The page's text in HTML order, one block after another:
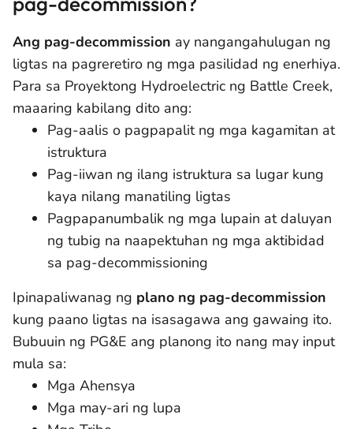
Ang pag-decommission ay nangangahulugan ng
ligtas na pagreretiro ng mga pasilidad ng enerhiya.
Para sa Proyektong Hydroelectric ng Battle Creek,
maaaring kabilang dito ang:
Pag-aalis o pagpapalit ng mga kagamitan at
istruktura
Pag-iiwan ng ilang istruktura sa lugar kung
kaya nilang manatiling ligtas
Pagpapanumbalik ng mga lupain at daluyan
ng tubig na naapektuhan ng mga aktibidad
sa pag-decommissioning
Ipinapaliwanag ng plano ng pag-decommission
kung paano ligtas na isasagawa ang gawaing ito.
Bubuuin ng PG&E ang planong ito nang may input
mula sa:
Mga Ahensya
Mga may-ari ng lupa